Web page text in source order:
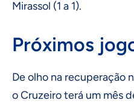
Mirassol (1 a 1).
Próximos
De olho na recuperação
o Cruzeiro terá um mês